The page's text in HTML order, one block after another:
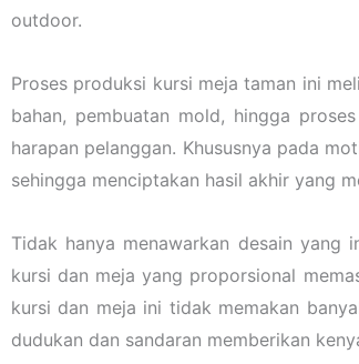
outdoor.
Proses produksi kursi meja taman ini
bahan, pembuatan mold, hingga
harapan pelanggan. Khususnya pada
sehingga menciptakan hasil akhir yang
Tidak hanya menawarkan desain yang
kursi dan meja yang proporsional
kursi dan meja ini tidak memakan
dudukan dan sandaran memberikan